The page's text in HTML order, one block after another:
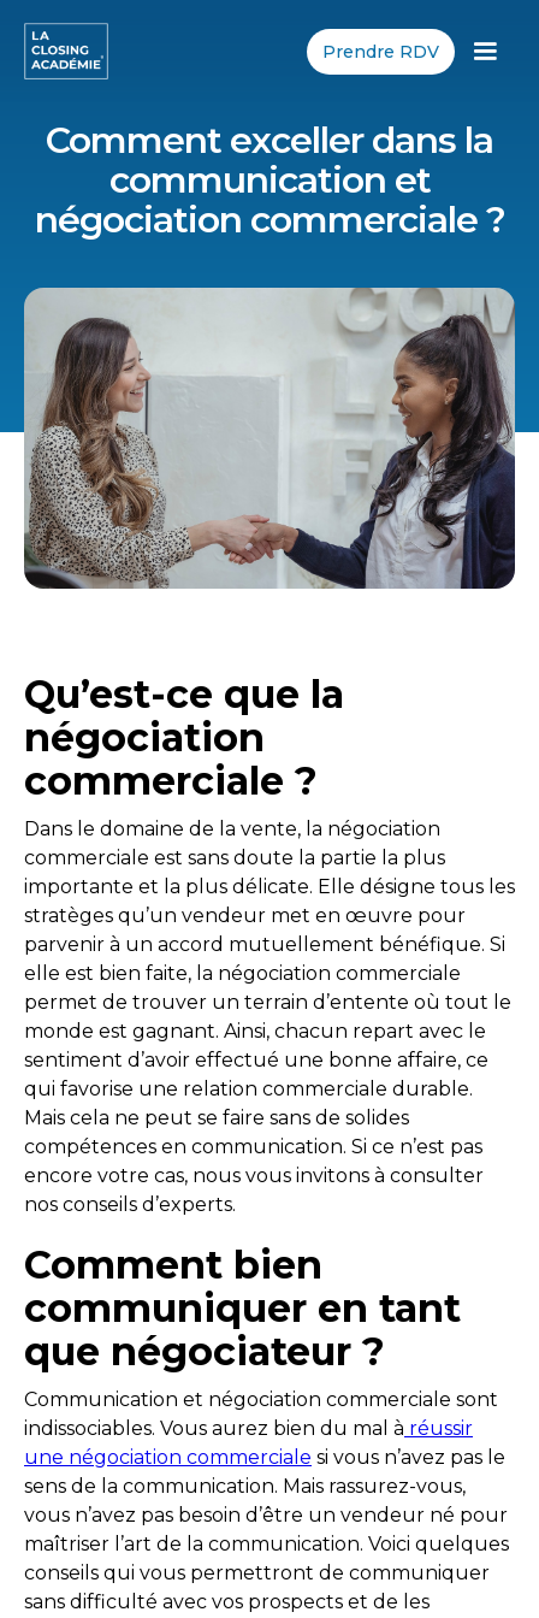
Prendre RDV
Comment exceller dans la
communication et
négociation commerciale ?
Qu’est-ce que la
négociation
commerciale ?
Dans le domaine de la vente, la négociation
commerciale est sans doute la partie la plus
importante et la plus délicate. Elle désigne tous les
stratèges qu’un vendeur met en œuvre pour
parvenir à un accord mutuellement bénéfique. Si
elle est bien faite, la négociation commerciale
permet de trouver un terrain d’entente où tout le
monde est gagnant. Ainsi, chacun repart avec le
sentiment d’avoir effectué une bonne affaire, ce
qui favorise une relation commerciale durable.
Mais cela ne peut se faire sans de solides
compétences en communication. Si ce n’est pas
encore votre cas, nous vous invitons à consulter
nos conseils d’experts.
Comment bien
communiquer en tant
que négociateur ?
Communication et négociation commerciale sont
indissociables. Vous aurez bien du mal à réussir
une négociation commerciale si vous n’avez pas le
sens de la communication. Mais rassurez-vous,
vous n’avez pas besoin d’être un vendeur né pour
maîtriser l’art de la communication. Voici quelques
conseils qui vous permettront de communiquer
sans difficulté avec vos prospects et de les